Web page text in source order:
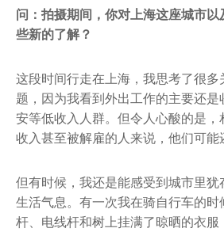
问：拍摄期间，你对上海这座城市
些新的了解？
这段时间行走在上海，我思考了很多
题，因为我看到外出工作的主要还是
安等低收入人群。但令人心酸的是，
收入甚至被解雇的人来说，他们可能
但有时候，我还是能感受到城市里犹
生活气息。有一次我在骑自行车的时
杆、电线杆和树上挂满了晾晒的衣服